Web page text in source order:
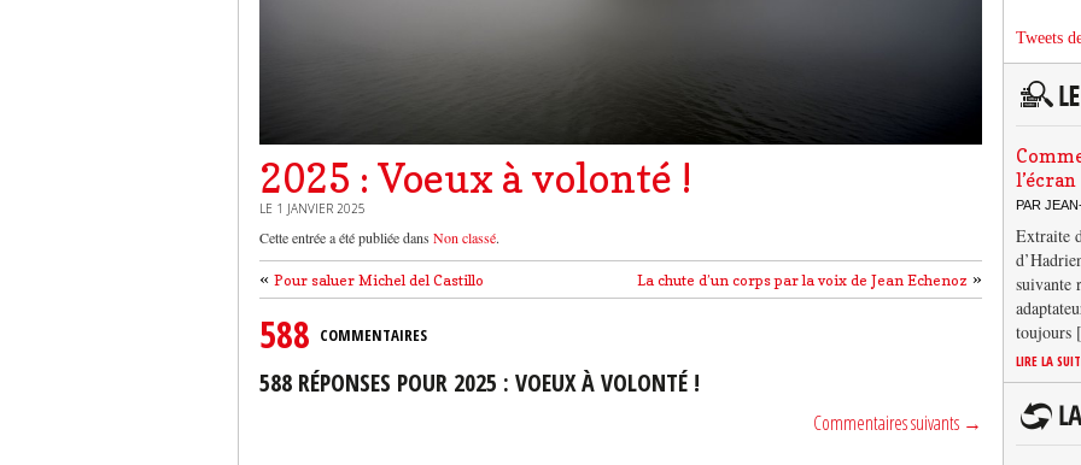
2025 : Voeux à volonté !
LE 1 JANVIER 2025
Cette entrée a été publiée dans Non classé.
La chute d’un corps par la voix de Jean Echenoz »
« Pour saluer Michel del Castillo
588 COMMENTAIRES
588 RÉPONSES POUR 2025 : VOEUX À VOLONTÉ !
Commentaires suivants →
Tweets
l’écran
PAR
Extraite
suivante
LIRE LA